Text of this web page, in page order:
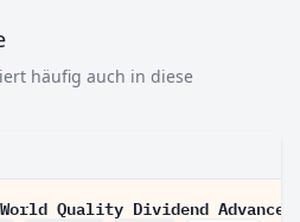
häufig auch in diese